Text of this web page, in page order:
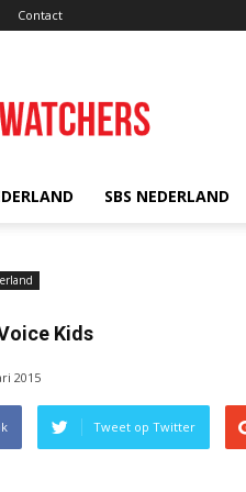
Contact
SBS NEDERLAND
Kids
2015
Tweet op Twitter